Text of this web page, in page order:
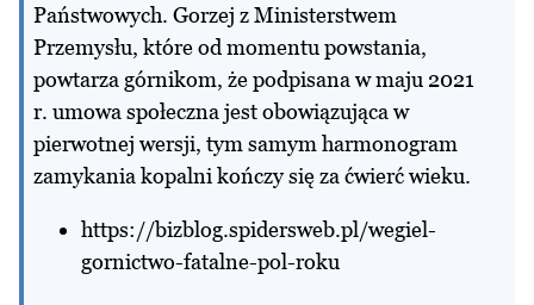
Państwowych. Gorzej z Ministerstwem
Przemysłu, które od momentu powstania,
powtarza górnikom, że podpisana w maju 2021
r. umowa społeczna jest obowiązująca w
pierwotnej wersji, tym samym harmonogram
zamykania kopalni kończy się za ćwierć wieku.
https://bizblog.spidersweb.pl/wegiel-
gornictwo-fatalne-pol-roku